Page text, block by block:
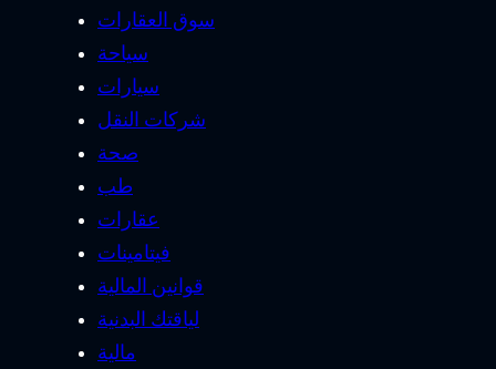
سوق العقارات
سياحة
سيارات
شركات النقل
صحة
طب
عقارات
فيتامينات
قوانين المالية
لياقتك البدنية
مالية